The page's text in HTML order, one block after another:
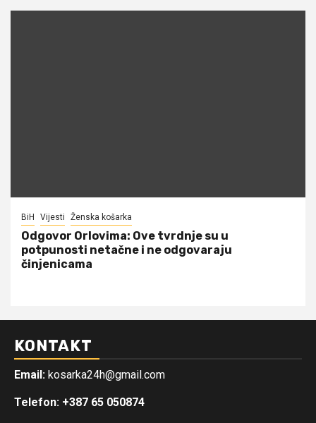
BiH Vijesti Ženska košarka
Odgovor Orlovima: ​Ove tvrdnje su u
potpunosti netačne i ne odgovaraju
činjenicama
KONTAKT
Email: kosarka24h@gmail.com
Telefon: +387 65 050874